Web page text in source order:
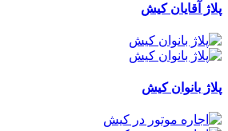
پلاژ آقایان کیش
پلاژ بانوان کیش